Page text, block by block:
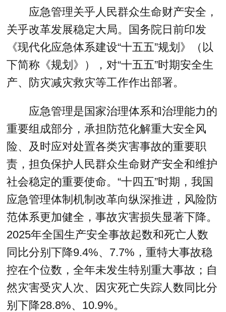
应急管理关乎人民群众生命财产安全，
关乎改革发展稳定大局。国务院日前印发
《现代化应急体系建设“十五五”规划》（以
下简称《规划》），对“十五五”时期安全生
产、防灾减灾救灾等工作作出部署。
应急管理是国家治理体系和治理能力的
重要组成部分，承担防范化解重大安全风
险、及时应对处置各类灾害事故的重要职
责，担负保护人民群众生命财产安全和维护
社会稳定的重要使命。“十四五”时期，我国
应急管理体制机制改革向纵深推进，风险防
范体系更加健全，事故灾害损失显著下降。
2025年全国生产安全事故起数和死亡人数
同比分别下降9.4%、7.7%，重特大事故稳
控在个位数，全年未发生特别重大事故；自
然灾害受灾人次、因灾死亡失踪人数同比分
别下降28.8%、10.9%。